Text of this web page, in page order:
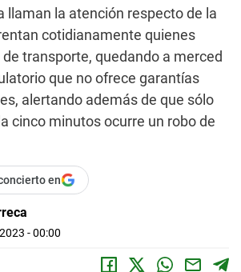
llaman la atención respecto de la
cotidianamente quienes
transporte, quedando a merced
que no ofrece garantías
alertando además de que sólo
cinco minutos ocurre un robo de
en
- 00:00